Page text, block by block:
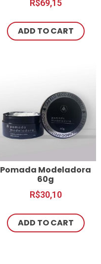
R$69,15
ADD TO CART
Pomada Modeladora
60g
R$30,10
ADD TO CART